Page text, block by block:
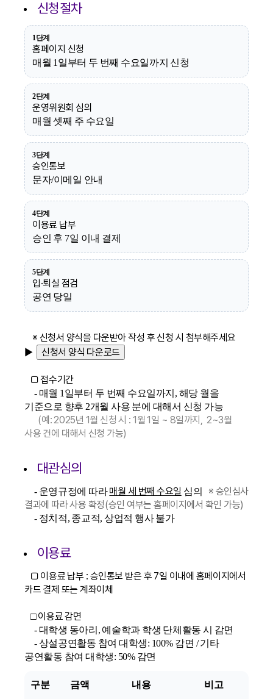
신청절차
1단계
홈페이지 신청
매월 1일부터 두 번째 수요일까지 신청
2단계
운영위원회 심의
매월 셋째 주 수요일
3단계
승인통보
문자/이메일 안내
4단계
이용료 납부
승인 후 7일 이내 결제
5단계
입·퇴실 점검
공연 당일
※ 신청서 양식을 다운받아 작성 후 신청 시 첨부해주세요
▶
□ 접수기간
- 매월 1일부터 두 번째 수요일까지, 해당 월을
기준으로 향후 2개월 사용 분에 대해서 신청 가능
(예: 2025년 1월 신청 시 : 1월 1일 ~ 8일까지, 2~3월
사용 건에 대해서 신청 가능)
대관심의
- 운영규정에 따라매월 세 번째 수요일 심의 ※ 승인심사
결과에 따라 사용 확정(승인 여부는 홈페이지에서 확인 가능)
- 정치적, 종교적, 상업적 행사 불가
이용료
□ 이용료 납부 : 승인통보 받은 후 7일 이내에 홈페이지에서
카드 결제 또는 계좌이체
□이용료 감면
- 대학생 동아리, 예술학과 학생 단체활동 시 감면
- 상설공연활동 참여 대학생: 100% 감면 / 기타
공연활동 참여 대학생: 50% 감면
구분 금액 내용 비고